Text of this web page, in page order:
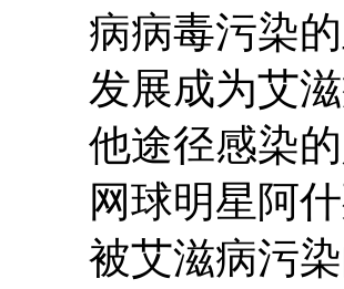
病病毒污染
发展成为艾
他途径感染
网球明星阿
被艾滋病污